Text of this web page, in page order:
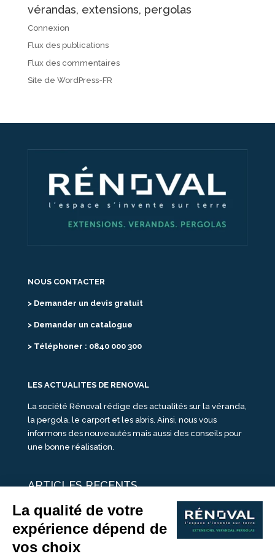
vérandas, extensions, pergolas
Connexion
Flux des publications
Flux des commentaires
Site de WordPress-FR
NOUS CONTACTER
> Demander un devis gratuit
> Demander un catalogue
> Téléphoner : 0840 000 300
LES ACTUALITES DE RENOVAL
La société Rénoval rédige des actualités sur la véranda,
la pergola, le carport et les abris. Ainsi, nous vous
informons des nouveautés mais aussi des conseils pour
une bonne réalisation.
ARTICLES RECENTS
25 idées de vérandas design
Un été pour une véranda
Portes Ouvertes Véranda Extension Suisse | 26-27 Juin